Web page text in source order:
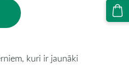
kuri ir jaunāki